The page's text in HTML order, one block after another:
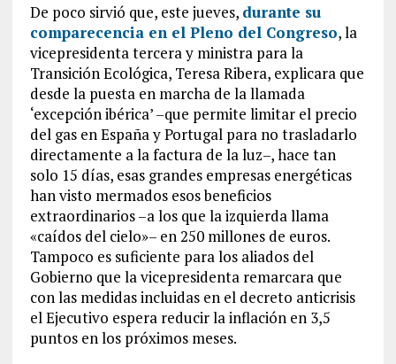
De poco sirvió que, este jueves, durante su
comparecencia en el Pleno del Congreso, la
vicepresidenta tercera y ministra para la
Transición Ecológica, Teresa Ribera, explicara que
desde la puesta en marcha de la llamada
‘excepción ibérica’ –que permite limitar el precio
del gas en España y Portugal para no trasladarlo
directamente a la factura de la luz–, hace tan
solo 15 días, esas grandes empresas energéticas
han visto mermados esos beneficios
extraordinarios –a los que la izquierda llama
«caídos del cielo»– en 250 millones de euros.
Tampoco es suficiente para los aliados del
Gobierno que la vicepresidenta remarcara que
con las medidas incluidas en el decreto anticrisis
el Ejecutivo espera reducir la inflación en 3,5
puntos en los próximos meses.